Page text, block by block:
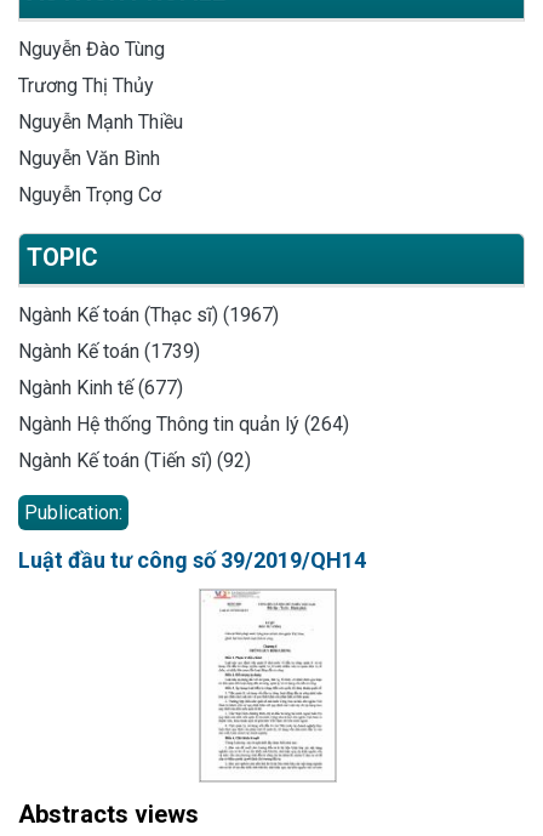
Nguyễn Đào Tùng
Trương Thị Thủy
Nguyễn Mạnh Thiều
Nguyễn Văn Bình
Nguyễn Trọng Cơ
TOPIC
Ngành Kế toán (Thạc sĩ) (1967)
Ngành Kế toán (1739)
Ngành Kinh tế (677)
Ngành Hệ thống Thông tin quản lý (264)
Ngành Kế toán (Tiến sĩ) (92)
Publication:
Luật đầu tư công số 39/2019/QH14
Abstracts views